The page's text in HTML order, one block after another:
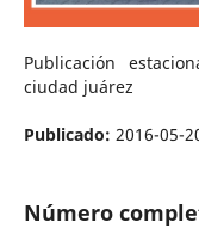
Publicación
ciudad juárez
Publicado: 2016-05-
Número